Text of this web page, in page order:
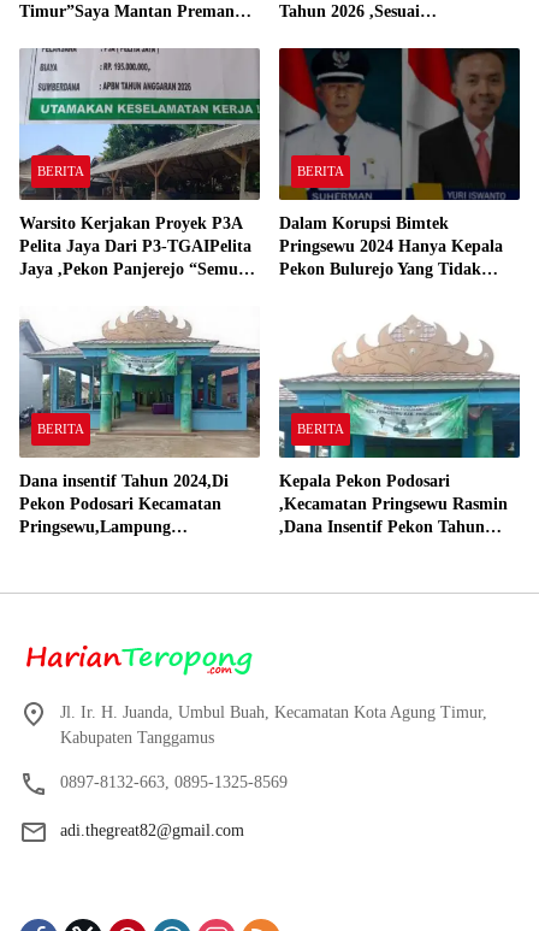
Timur”Saya Mantan Preman
Gadingrejo Tahun 2000″
Tahun 2026 ,Sesuai
BERITA
Warsito Kerjakan Proyek P3A
Pelita Jaya Dari P3-TGAIPelita
Jaya ,Pekon Panjerejo “Semua
BERITA
Dalam Korupsi Bimtek
Pringsewu 2024 Hanya Kepala
Pekon Bulurejo Yang Tidak
BERITA
Dana insentif Tahun 2024,Di
Pekon Podosari Kecamatan
Pringsewu,Lampung
BERITA
Kepala Pekon Podosari
,Kecamatan Pringsewu Rasmin
,Dana Insentif Pekon Tahun
Jl. Ir. H. Juanda, Umbul Buah, Kecamatan Kota Agung Timur,
Kabupaten Tanggamus
0897-8132-663, 0895-1325-8569
adi.thegreat82@gmail.com